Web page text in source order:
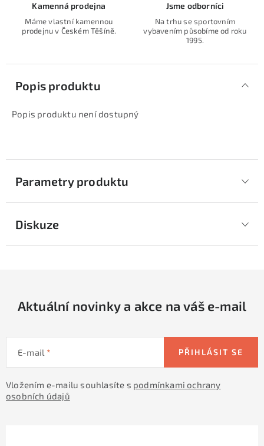
Kamenná prodejna
Máme vlastní kamennou
prodejnu v Českém Těšíně.
Jsme odborníci
Na trhu se sportovním
vybavením působíme od roku
1995.
Popis produktu
Popis produktu není dostupný
Parametry produktu
Diskuze
Aktuální novinky a akce na váš e-mail
E-mail
Vložením e-mailu souhlasíte s podmínkami ochrany
osobních údajů
PŘIHLÁSIT SE